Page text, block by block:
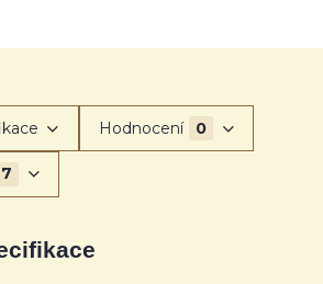
Hodnocení 0
7